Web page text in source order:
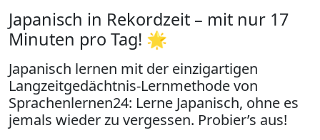
Japanisch in Rekordzeit – mit nur 17
Minuten pro Tag! 🌟
Japanisch lernen mit der einzigartigen
Langzeitgedächtnis-Lernmethode von
Sprachenlernen24: Lerne Japanisch, ohne es
jemals wieder zu vergessen. Probier’s aus!